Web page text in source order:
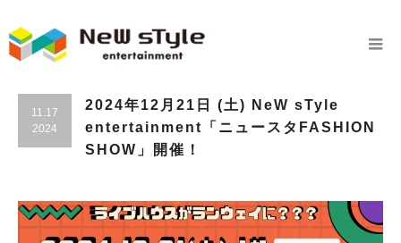
11.17
2024
2024年12月21日 (土) NeW sTyle
entertainment「ニュースタFASHION
SHOW」開催！